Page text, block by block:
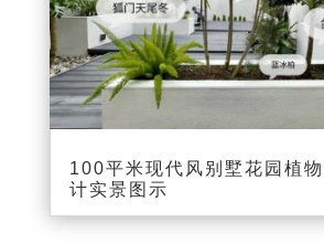
100平米现代风别墅花园植
计实景图示